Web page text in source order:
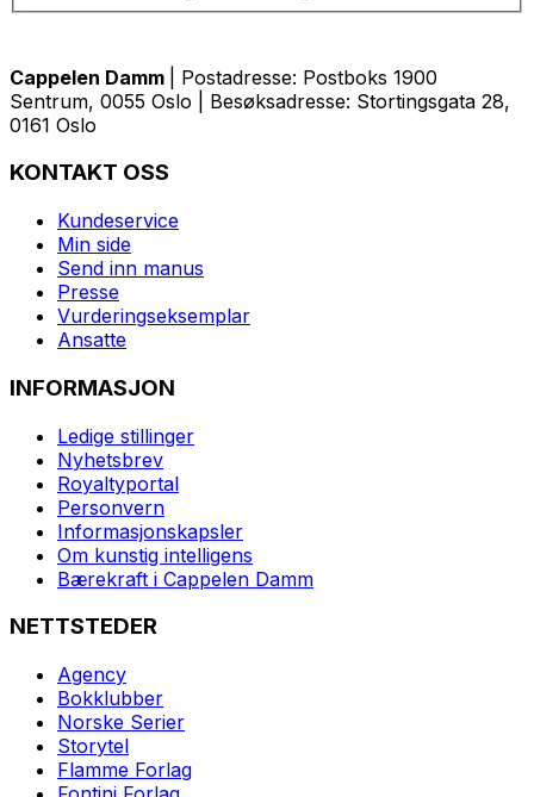
Cappelen Damm
| Postadresse: Postboks 1900
Sentrum, 0055 Oslo | Besøksadresse: Stortingsgata 28,
0161 Oslo
KONTAKT OSS
Kundeservice
Min side
Send inn manus
Presse
Vurderingseksemplar
Ansatte
INFORMASJON
Ledige stillinger
Nyhetsbrev
Royaltyportal
Personvern
Informasjonskapsler
Om kunstig intelligens
Bærekraft i Cappelen Damm
NETTSTEDER
Agency
Bokklubber
Norske Serier
Storytel
Flamme Forlag